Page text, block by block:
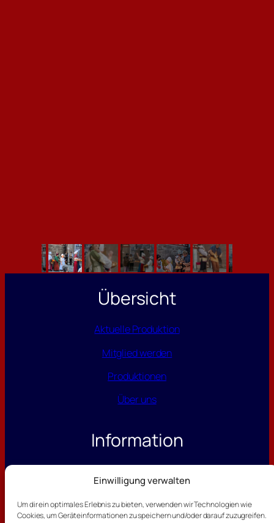
Einwilligung verwalten
Um dir ein optimales Erlebnis zu bieten, verwenden wir Technologien wie
Cookies, um Geräteinformationen zu speichern und/oder darauf zuzugreifen.
Übersicht
Aktuelle Produktion
Mitglied werden
Produktionen
Über uns
Information